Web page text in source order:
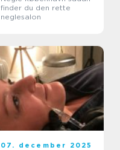
finder du den rette
neglesalon
07. december 2025